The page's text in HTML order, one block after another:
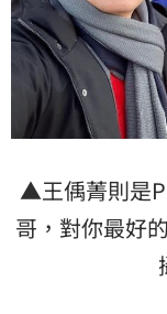
▲王偊菁則是
哥，對你最好